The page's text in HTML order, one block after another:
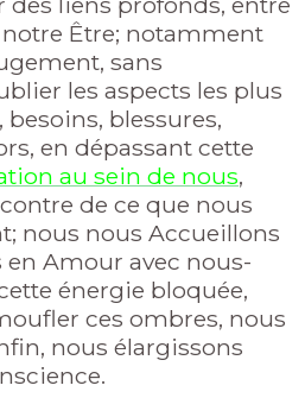
Être; notamment
sans
les aspects les plus
blessures,
en dépassant cette
au sein de nous,
de ce que nous
nous nous Accueillons
Amour avec nous-
énergie bloquée,
ces ombres, nous
nous élargissons